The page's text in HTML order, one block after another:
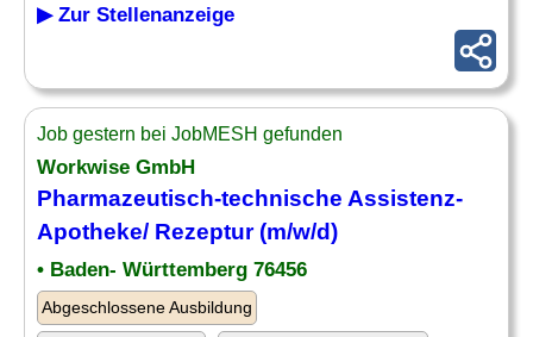
▶ Zur Stellenanzeige
Job gestern bei JobMESH gefunden
Workwise GmbH
Pharmazeutisch-technische Assistenz-
Apotheke/ Rezeptur (m/w/d)
• Baden- Württemberg 76456
Abgeschlossene Ausbildung